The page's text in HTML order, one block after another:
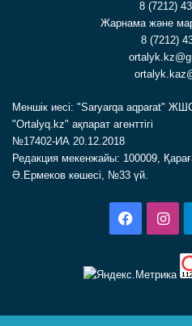
8 (7212)
Жарнама және
8 (7212)
Меншік иесі: "Saryarqa aqparat"
"Ortalyq.kz" ақпарат агенттігі
№17402-ИА 20.12.2018
Редакция мекенжайы: 100009,
Ә.Ермеков көшесі, №33 үй.